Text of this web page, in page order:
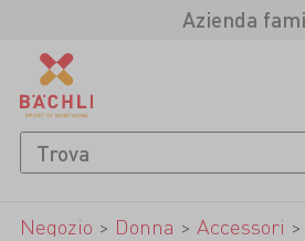
Azienda
Negozio > Donna > Accessori >